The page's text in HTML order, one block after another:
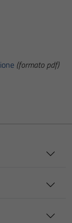
(formato pdf)